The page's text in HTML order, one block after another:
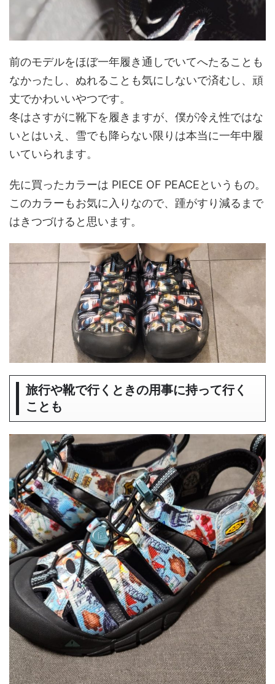
前のモデルをほぼ一年履き通しでいてへたることも
なかったし、ぬれることも気にしないで済むし、頑
丈でかわいいやつです。
冬はさすがに靴下を履きますが、僕が冷え性ではな
いとはいえ、雪でも降らない限りは本当に一年中履
いていられます。
先に買ったカラーは PIECE OF PEACEというもの。
このカラーもお気に入りなので、踵がすり減るまで
はきつづけると思います。
旅行や靴で行くときの用事に持って行く
ことも